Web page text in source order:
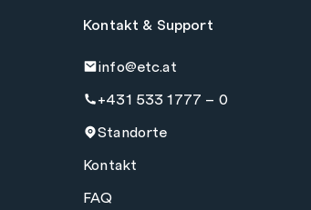
Kontakt & Support
info@etc.at
+431 533 1777 – 0
Standorte
Kontakt
FAQ